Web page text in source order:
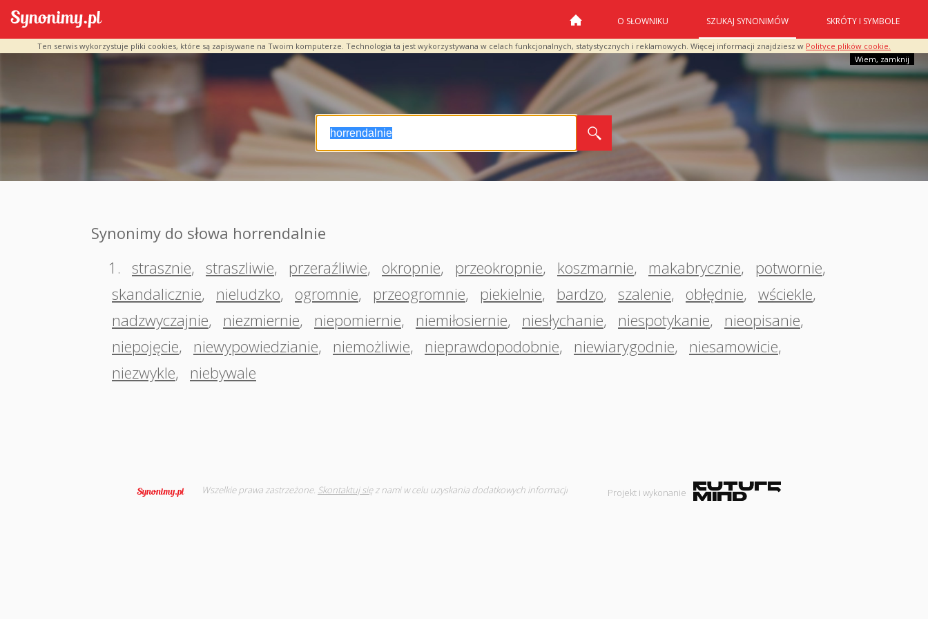
Ten serwis wykorzystuje pliki cookies, które są zapisywane na Twoim komputerze. Technologia ta jest wykorzystywana w celach funkcjonalnych, statystycznych i reklamowych. Więcej informacji znajdziesz w Polityce plików cookie.
Wiem, zamknij
O SŁOWNIKU SZUKAJ SYNONIMÓW SKRÓTY I SYMBOLE
Synonimy do słowa horrendalnie
1.
strasznie, straszliwie, przeraźliwie, okropnie, przeokropnie, koszmarnie, makabrycznie, potwornie,
skandalicznie, nieludzko, ogromnie, przeogromnie, piekielnie, bardzo, szalenie, obłędnie, wściekle,
nadzwyczajnie, niezmiernie, niepomiernie, niemiłosiernie, niesłychanie, niespotykanie, nieopisanie,
niepojęcie, niewypowiedzianie, niemożliwie, nieprawdopodobnie, niewiarygodnie, niesamowicie,
niezwykle, niebywale
Wszelkie prawa zastrzeżone. Skontaktuj sięz nami w celu uzyskania dodatkowych informacji Projekt i wykonanie